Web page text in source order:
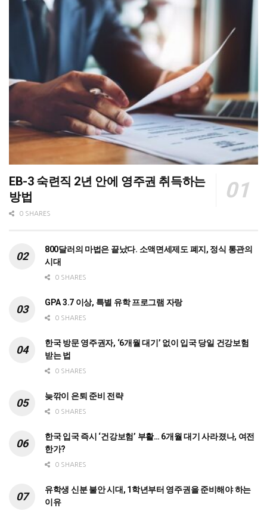
EB-3 숙련직 2년 안에 영주권 취득하는
방법
0 SHARES
800달러의 마법은 끝났다. 소액면세제도 폐지, 정식 통관의
시대
0 SHARES
GPA 3.7 이상, 특별 유학 프로그램 자랑
0 SHARES
한국 방문 영주권자, ‘6개월 대기’ 없이 입국 당일 건강보험
받는 법
0 SHARES
늦깎이 은퇴 준비 전략
0 SHARES
한국 입국 즉시 ‘건강보험’ 부활… 6개월 대기 사라졌나, 여전
한가?
0 SHARES
유학생 신분 불안 시대, 1학년부터 영주권을 준비해야 하는
이유